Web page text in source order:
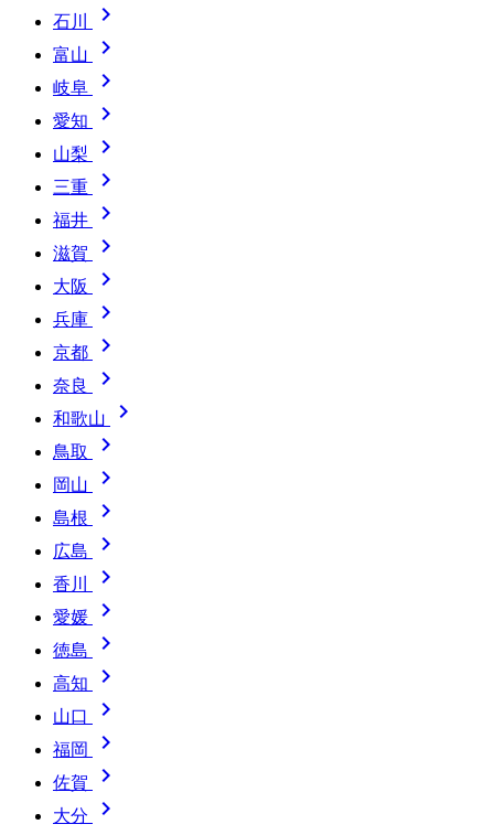
石川 
富山 
岐阜 
愛知 
山梨 
三重 
福井 
滋賀 
大阪 
兵庫 
京都 
奈良 
和歌山 
鳥取 
岡山 
島根 
広島 
香川 
愛媛 
徳島 
高知 
山口 
福岡 
佐賀 
大分
